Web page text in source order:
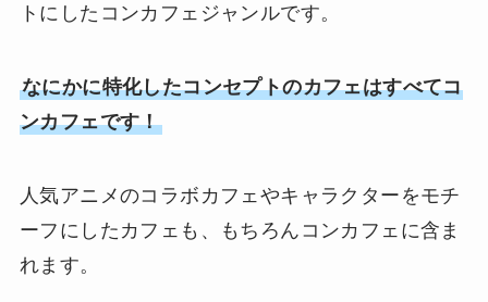
トにしたコンカフェジャンルです。
なにかに特化したコンセプトのカフェはすべてコ
ンカフェです！
人気アニメのコラボカフェやキャラクターをモチ
ーフにしたカフェも、もちろんコンカフェに含ま
れます。